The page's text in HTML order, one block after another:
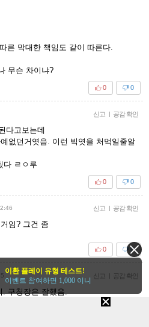
른 막대한 책임도 같이 따른다.
무슨 차이냐?
0
0
신고 | 공감 확인
다고보는데
없던거엿음. 이런 빅엿을 처먹일줄알
다 ㄹㅇ루
0
0
신고 | 공감 확인
임? 그건 좀
0
0
신고 | 공감 확인
구청장은 잘했음.
이환 플레이 유형 테스트!
이벤트 참여하면 1,000 이니